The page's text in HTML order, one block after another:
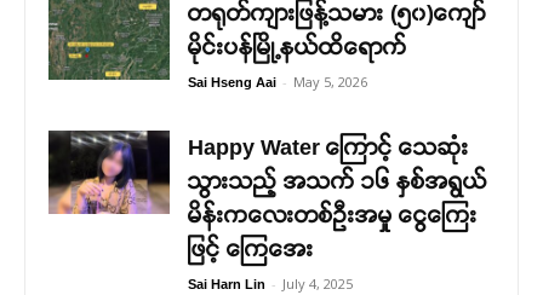
တရုတ်ကျားဖြန့်သမား (၅၀)ကျော်
မိုင်းပန်မြို့နယ်ထိရောက်
Sai Hseng Aai - May 5, 2026
Happy Water ကြောင့် သေဆုံး
သွားသည့် အသက် ၁၆ နှစ်အရွယ်
မိန်းကလေးတစ်ဦးအမှု ငွေကြေး
ဖြင့် ကြေအေး
Sai Harn Lin - July 4, 2025